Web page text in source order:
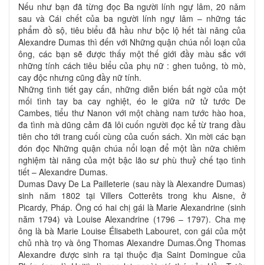
Nếu như bạn đã từng đọc Ba người lính ngự lâm, 20 nǎm
sau và Cái chết của ba người lính ngự lâm – những tác
phẩm đồ sộ, tiêu biểu đã hầu như bộc lộ hết tài nǎng của
Alexandre Dumas thì đến với Những quận chúa nổi loạn của
ông, các bạn sẽ được thấy một thế giới đầy màu sắc với
những tính cách tiêu biểu của phụ nữ : ghen tuông, tò mò,
cay độc nhưng cũng đầy nữ tính.
Những tình tiết gay cấn, những diễn biến bất ngờ của một
mối tình tay ba cay nghiệt, éo le giữa nữ tử tước De
Cambes, tiểu thư Nanon với một chàng nam tước hào hoa,
đa tình mà dũng cảm đã lôi cuốn người đọc kể từ trang đầu
tiên cho tới trang cuối cùng của cuốn sách. Xin mời các bạn
đón đọc Những quận chúa nổi loạn để một lần nữa chiêm
nghiệm tài nǎng của một bậc lão sư phù thuỷ chế tạo tình
tiết – Alexandre Dumas.
Dumas Davy De La Pailleterie (sau này là Alexandre Dumas)
sinh năm 1802 tại Villers Cotterêts trong khu Aisne, ở
Picardy, Pháp. Ông có hai chị gái là Marie Alexandrine (sinh
năm 1794) và Louise Alexandrine (1796 – 1797). Cha mẹ
ông là bà Marie Louise Élisabeth Labouret, con gái của một
chủ nhà trọ và ông Thomas Alexandre Dumas.Ông Thomas
Alexandre được sinh ra tại thuộc địa Saint Domingue của